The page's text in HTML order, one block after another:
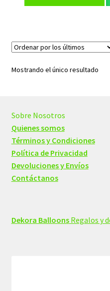
Mostrando el único resultado
Sobre Nosotros
Quienes somos
Términos y Condiciones
Política de Privacidad
Devoluciones y Envíos
Contáctanos
Dekora BalloonsRegalos y